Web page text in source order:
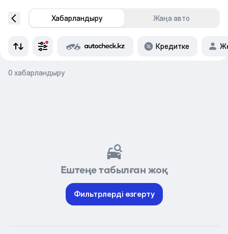
Хабарландыру Жаңа авто
Кредитке
0 хабарландыру
Ештеңе табылған жоқ
Фильтрлерді өзгерту